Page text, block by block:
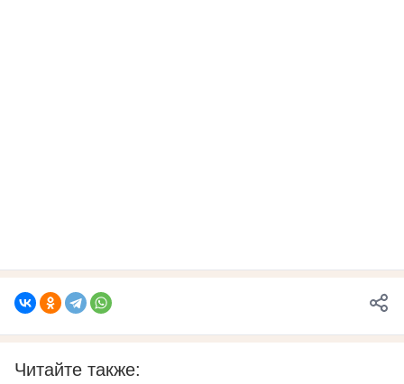
Читайте также: